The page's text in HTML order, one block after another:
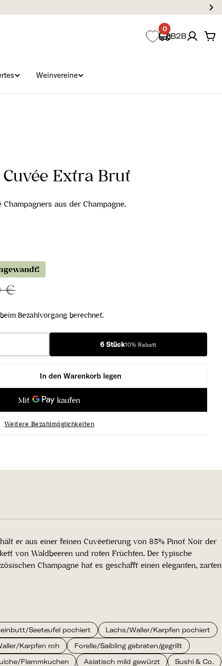
0
B2B
Weinvereine
Extra Brut
aus der Champagne.
€
Bezahlvorgang berechnet.
6 Stück10% Rabatt
Cuvée Extra Brut verringern
Première Cuvée Extra Brut erhöhen
In den Warenkorb legen
Weitere Bezahlmöglichkeiten
er aus einer feinen Cuvéetierung von 85% Pinot Noir der
von Waldbeeren und roten Früchten. Der typische
Champagne hat es geschafft einen eleganten, zarten
Seeteufel pochiert
Lachs/Waller/Karpfen pochiert
Karpfen roh
Forelle/Saibling gebraten/gegrillt
Flammkuchen Asiatisch mild gewürzt Sushi & Co.